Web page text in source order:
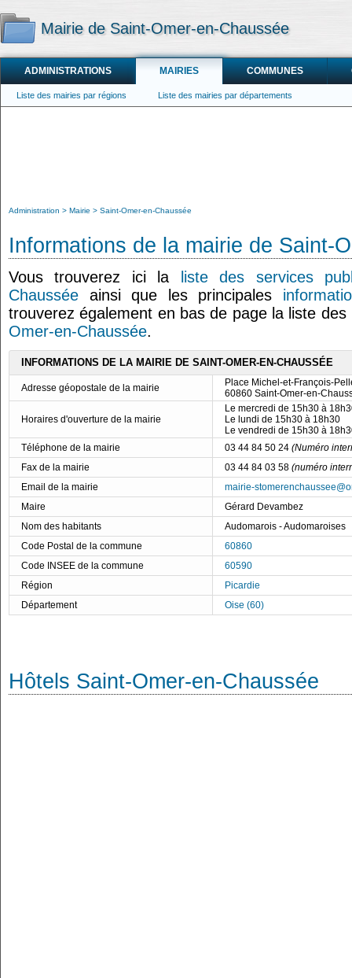
Mairie de Saint-Omer-en-Chaussée
ADMINISTRATIONS MAIRIES COMMUNES
Liste des mairies par régions Liste des mairies par départements
Administration Mairie Saint-Omer-en-Chaussée
Informations de la mairie de Saint-
Vous trouverez ici la
liste des services
Chaussée ainsi que les principales
trouverez également en bas de page la liste des
Omer-en-Chaussée.
INFORMATIONS DE LA MAIRIE DE SAINT-OMER-EN-CHAUSSÉE
Adresse géopostale de la mairie
Place Michel-et-François-
60860 Saint-Omer-en-
Horaires d'ouverture de la mairie
Le mercredi de 15h30 à
Le lundi de 15h30 à 18h30
Le vendredi de 15h30 à
Téléphone de la mairie
03 44 84 50 24 (Numéro
Fax de la mairie
03 44 84 03 58 (numéro
Email de la mairie
mairie-
Maire
Gérard Devambez
Nom des habitants
Audomarois - Audomaroises
Code Postal de la commune
60860
Code INSEE de la commune
60590
Région
Picardie
Département
Oise (60)
Hôtels Saint-Omer-en-Chaussée